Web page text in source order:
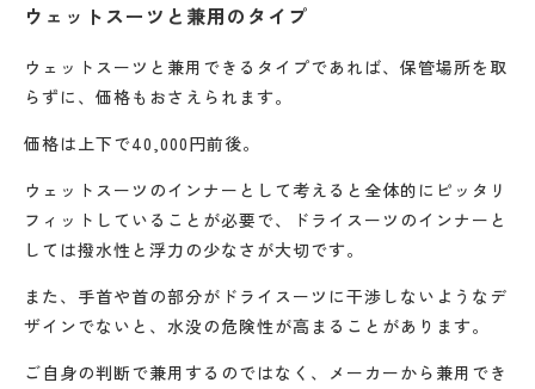
ウェットスーツと兼用のタイプ
ウェットスーツと兼用できるタイプであれば、保管場所を取
らずに、価格もおさえられます。
価格は上下で40,000円前後。
ウェットスーツのインナーとして考えると全体的にピッタリ
フィットしていることが必要で、ドライスーツのインナーと
しては撥水性と浮力の少なさが大切です。
また、手首や首の部分がドライスーツに干渉しないようなデ
ザインでないと、水没の危険性が高まることがあります。
ご自身の判断で兼用するのではなく、メーカーから兼用でき